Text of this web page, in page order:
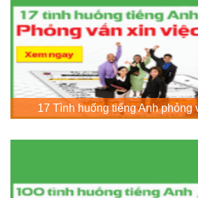
17 Tình huống tiếng Anh phỏng